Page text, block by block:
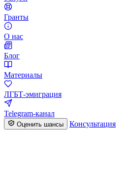
Гранты
О нас
Блог
Материалы
ЛГБТ-эмиграция
Telegram-канал
Оценить шансы Консультация